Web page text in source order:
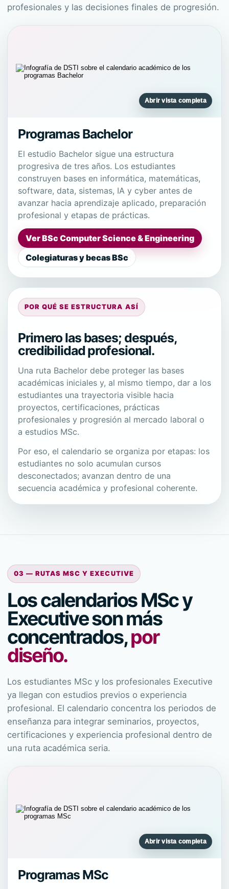
profesionales y las decisiones finales de progresión.
Abrir vista completa
Programas Bachelor
El estudio Bachelor sigue una estructura
progresiva de tres años. Los estudiantes
construyen bases en informática, matemáticas,
software, data, sistemas, IA y cyber antes de
avanzar hacia aprendizaje aplicado, preparación
profesional y etapas de prácticas.
Ver BSc Computer Science & Engineering
Colegiaturas y becas BSc
POR QUÉ SE ESTRUCTURA ASÍ
Primero las bases; después,
credibilidad profesional.
Una ruta Bachelor debe proteger las bases
académicas iniciales y, al mismo tiempo, dar a los
estudiantes una trayectoria visible hacia
proyectos, certificaciones, prácticas
profesionales y progresión al mercado laboral o
a estudios MSc.
Por eso, el calendario se organiza por etapas: los
estudiantes no solo acumulan cursos
desconectados; avanzan dentro de una
secuencia académica y profesional coherente.
03 — RUTAS MSC Y EXECUTIVE
Los calendarios MSc y
Executive son más
concentrados,por
diseño.
Los estudiantes MSc y los profesionales Executive
ya llegan con estudios previos o experiencia
profesional. El calendario concentra los periodos de
enseñanza para integrar seminarios, proyectos,
certificaciones y experiencia profesional dentro de
una ruta académica seria.
Abrir vista completa
Programas MSc